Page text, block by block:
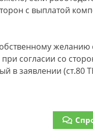
с выплатой
желанию
согласии со
в заявлении (ст.80